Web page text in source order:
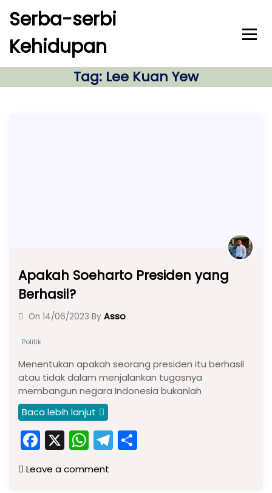
c
Serba-serbi
Kehidupan
Tag: Lee Kuan Yew
Apakah Soeharto Presiden yang
Berhasil?
On 14/06/2023 By Asso
Politik
Menentukan apakah seorang presiden itu berhasil
atau tidak dalam menjalankan tugasnya
membangun negara Indonesia bukanlah
Baca lebih lanjut
F
a
c
X W
h
a
T
el
Leave a comment